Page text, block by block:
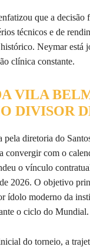
que a decisão
técnicos e de
Neymar está
clínica constante.
VILA
DIVISOR
pela diretoria do
convergir com o
o vínculo
2026. O objetivo
ídolo moderno da
o ciclo do Mundial.
do torneio, a